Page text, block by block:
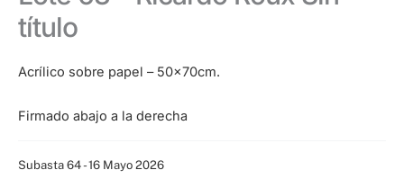
título
Acrílico sobre papel – 50x70cm.
Firmado abajo a la derecha
Subasta 64 - 16 Mayo 2026